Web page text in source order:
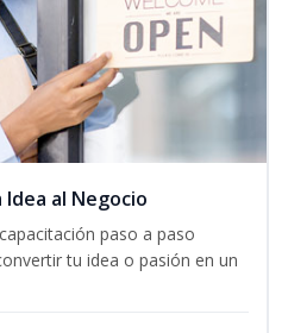
al Negocio
paso a paso
tu idea o pasión en un